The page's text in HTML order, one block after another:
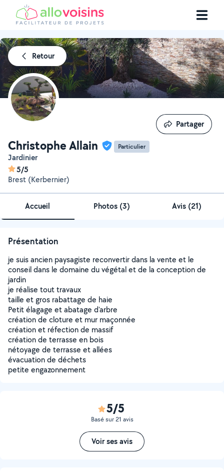
Retour
Christophe Allain Particulier
Jardinier
5/5
Brest (Kerbernier)
Partager
Partager
Accueil Photos (3) Avis (21)
Présentation
je suis ancien paysagiste reconvertir dans la vente et le
conseil dans le domaine du végétal et de la conception de
jardin
je réalise tout travaux
taille et gros rabattage de haie
Petit élagage et abatage d'arbre
création de cloture et mur maçonnée
création et réfection de massif
création de terrasse en bois
nétoyage de terrasse et allées
évacuation de déchets
petite engazonnement
5/5
Basé sur 21 avis
Voir ses avis